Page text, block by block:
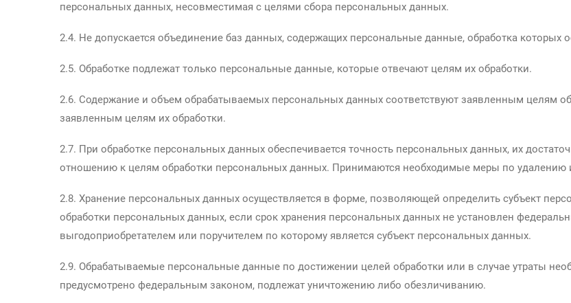
персональных данных, несовместимая с целями сбора персональных данных.
2.4. Не допускается объединение баз данных, содержащих персональные данные, обработка которых
2.5. Обработке подлежат только персональные данные, которые отвечают целям их обработки.
2.6. Содержание и объем обрабатываемых персональных данных соответствуют заявленным целям
заявленным целям их обработки.
2.7. При обработке персональных данных обеспечивается точность персональных данных, их
отношению к целям обработки персональных данных. Принимаются необходимые меры по
2.8. Хранение персональных данных осуществляется в форме, позволяющей определить субъект
обработки персональных данных, если срок хранения персональных данных не установлен
выгодоприобретателем или поручителем по которому является субъект персональных данных.
2.9. Обрабатываемые персональные данные по достижении целей обработки или в случае утраты
предусмотрено федеральным законом, подлежат уничтожению либо обезличиванию.